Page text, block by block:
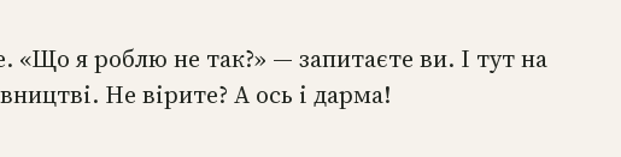
«Що я роблю не так?» — запитаєте ви. І тут на
Не вірите? А ось і дарма!